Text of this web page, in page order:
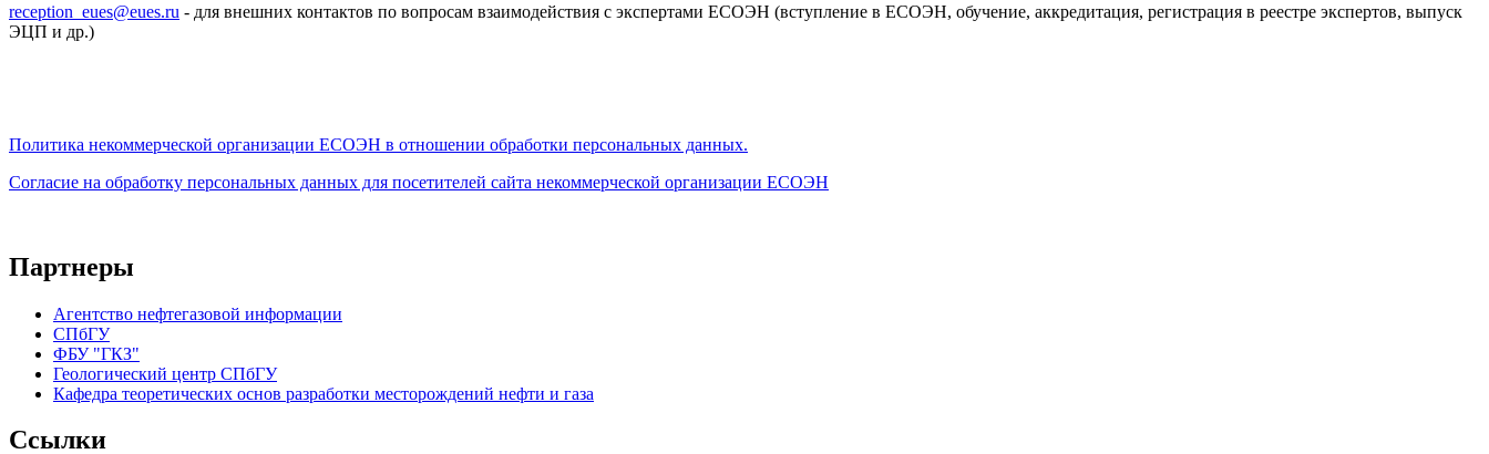
reception_eues@eues.ru - для внешних контактов по вопросам взаимодействия с экспертами ЕСОЭН (вступление в ЕСОЭН, обучение, аккредитация, регистрация в реестре экспертов, выпуск
ЭЦП и др.)
Политика некоммерческой организации ЕСОЭН в отношении обработки персональных данных.
Согласие на обработку персональных данных для посетителей сайта некоммерческой организации ЕСОЭН
Партнеры
Агентство нефтегазовой информации
СПбГУ
ФБУ "ГКЗ"
Геологический центр СПбГУ
Кафедра теоретических основ разработки месторождений нефти и газа
Ссылки